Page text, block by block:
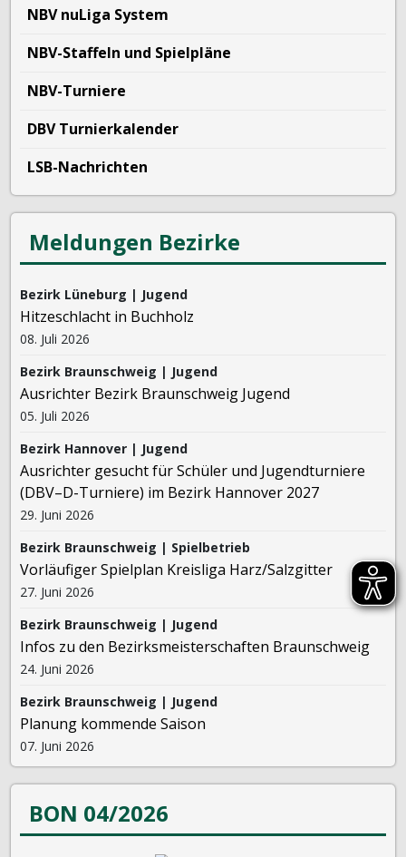
NBV nuLiga System
NBV-Staffeln und Spielpläne
NBV-Turniere
DBV Turnierkalender
LSB-Nachrichten
Meldungen Bezirke
Bezirk Lüneburg | Jugend
Hitzeschlacht in Buchholz
08. Juli 2026
Bezirk Braunschweig | Jugend
Ausrichter Bezirk Braunschweig Jugend
05. Juli 2026
Bezirk Hannover | Jugend
Ausrichter gesucht für Schüler und Jugendturniere
(DBV–D-Turniere) im Bezirk Hannover 2027
29. Juni 2026
Bezirk Braunschweig | Spielbetrieb
Vorläufiger Spielplan Kreisliga Harz/Salzgitter
27. Juni 2026
Bezirk Braunschweig | Jugend
Infos zu den Bezirksmeisterschaften Braunschweig
24. Juni 2026
Bezirk Braunschweig | Jugend
Planung kommende Saison
07. Juni 2026
BON 04/2026